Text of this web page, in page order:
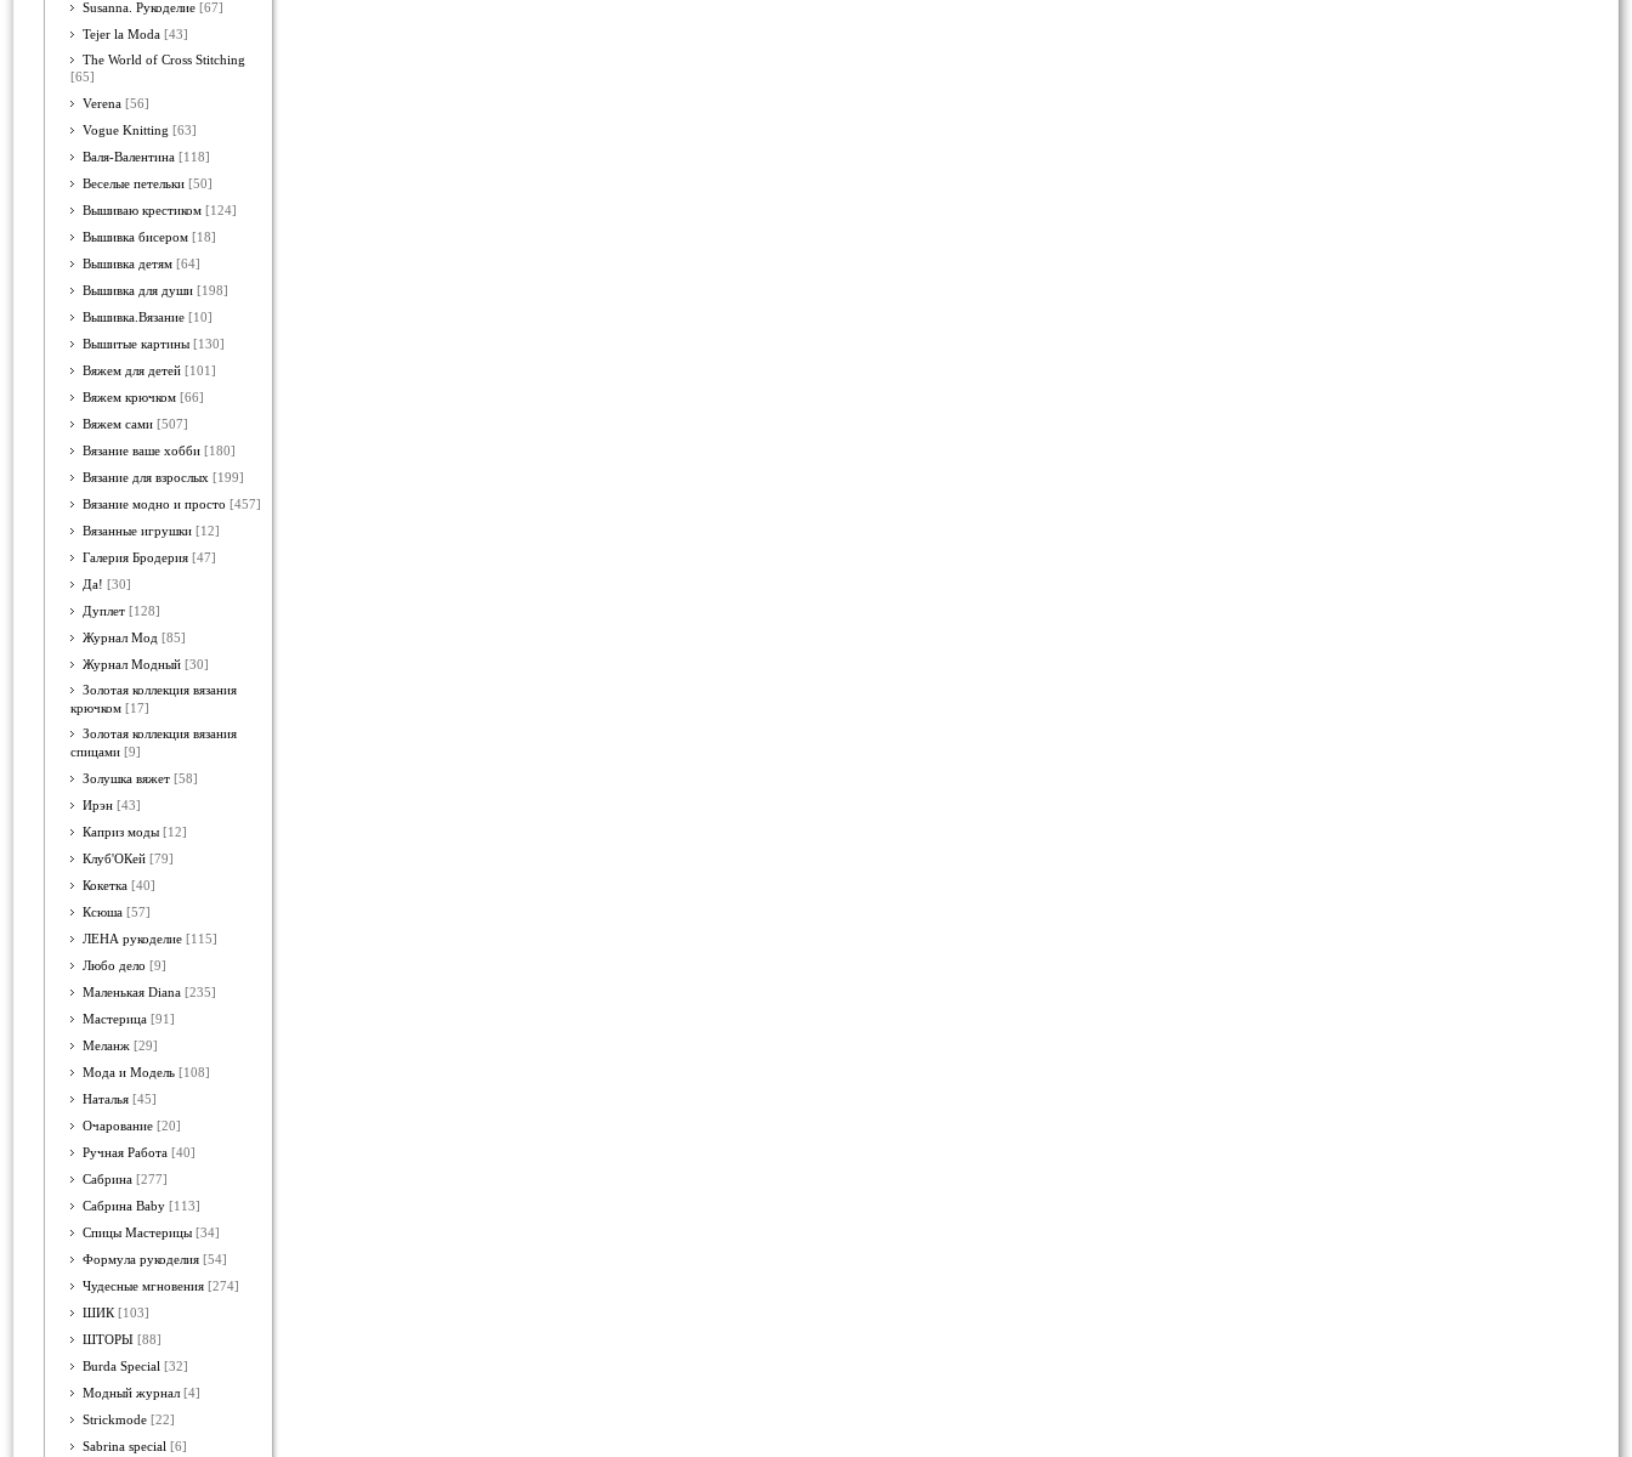
Susanna. Рукоделие [67]
Tejer la Moda [43]
The World of Cross Stitching
[65]
Verena [56]
Vogue Knitting [63]
Валя-Валентина [118]
Веселые петельки [50]
Вышиваю крестиком [124]
Вышивка бисером [18]
Вышивка детям [64]
Вышивка для души [198]
Вышивка.Вязание [10]
Вышитые картины [130]
Вяжем для детей [101]
Вяжем крючком [66]
Вяжем сами [507]
Вязание ваше хобби [180]
Вязание для взрослых [199]
Вязание модно и просто [457]
Вязанные игрушки [12]
Галерия Бродерия [47]
Да! [30]
Дуплет [128]
Журнал Мод [85]
Журнал Модный [30]
Золотая коллекция вязания
крючком [17]
Золотая коллекция вязания
спицами [9]
Золушка вяжет [58]
Ирэн [43]
Каприз моды [12]
Клуб'ОКей [79]
Кокетка [40]
Ксюша [57]
ЛЕНА рукоделие [115]
Любо дело [9]
Маленькая Diana [235]
Мастерица [91]
Меланж [29]
Мода и Модель [108]
Наталья [45]
Очарование [20]
Ручная Работа [40]
Сабрина [277]
Сабрина Baby [113]
Спицы Мастерицы [34]
Формула рукоделия [54]
Чудесные мгновения [274]
ШИК [103]
ШТОРЫ [88]
Burda Special [32]
Модный журнал [4]
Strickmode [22]
Sabrina special [6]